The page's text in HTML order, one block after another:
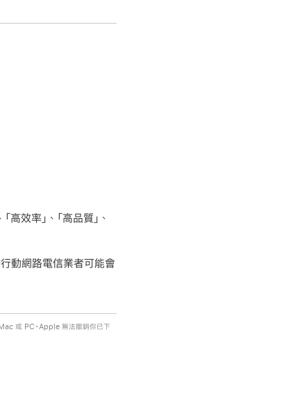
效率」、「高品質」、
行動網路電信業者可能會
或 PC。Apple 無法撤銷你已下